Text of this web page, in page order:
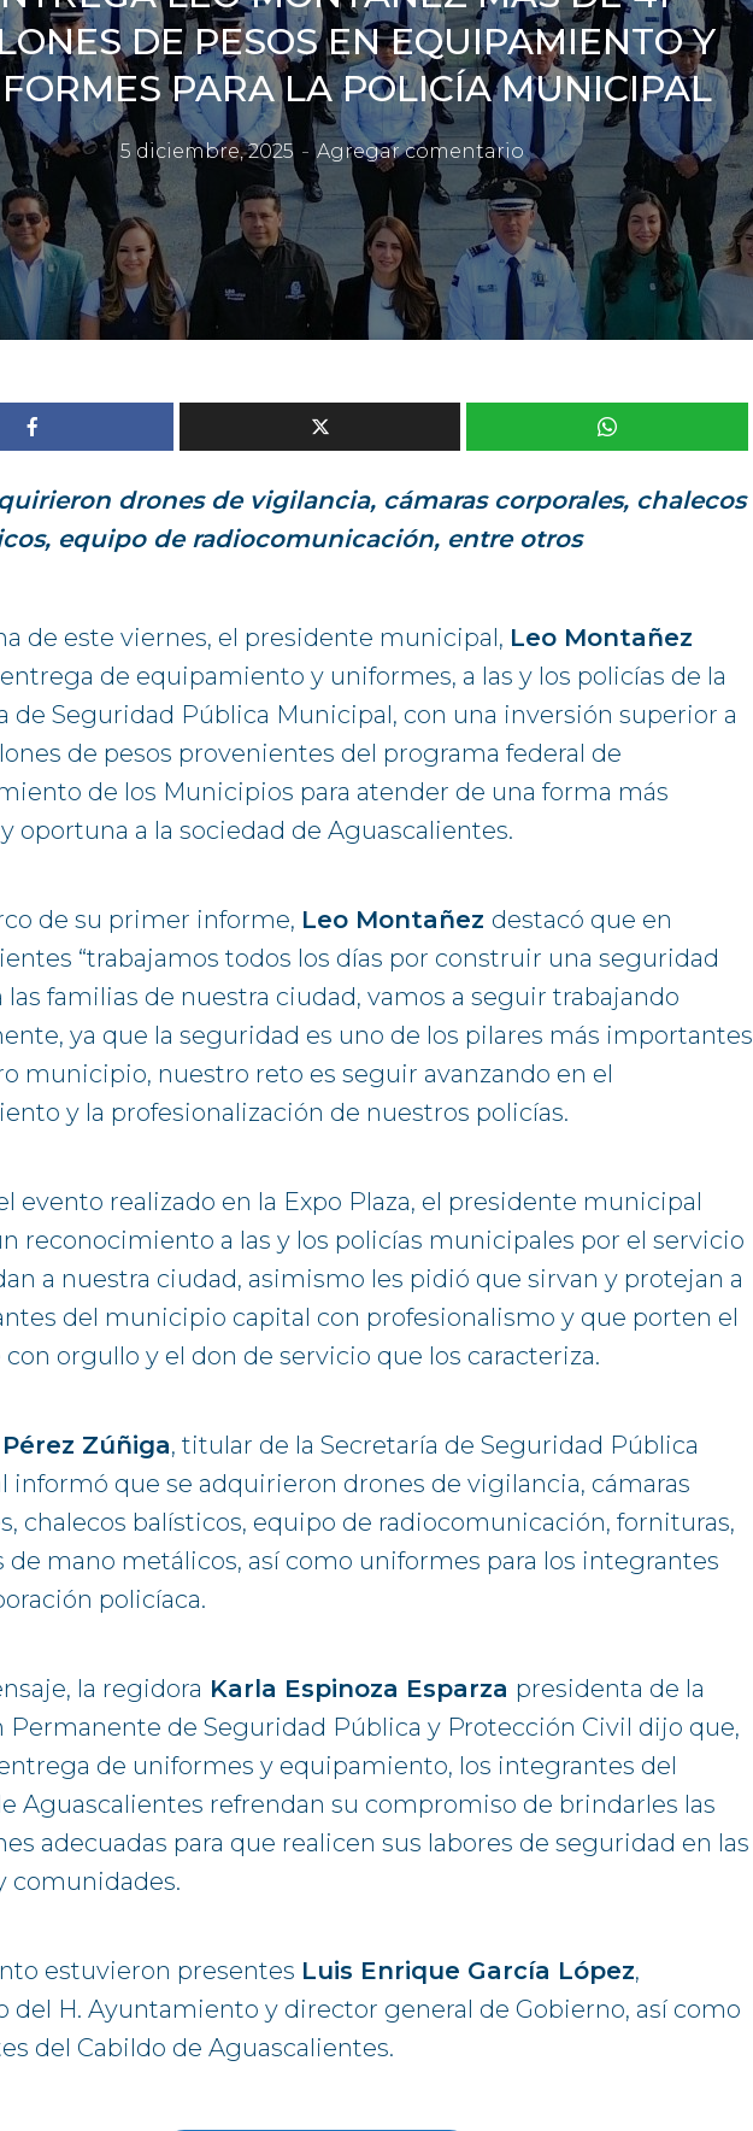
DE PESOS EN EQUIPAMIENTO Y
PARA LA POLICÍA MUNICIPAL
5 diciembre, 2025 Agregar comentario
drones de vigilancia, cámaras corporales, chalecos
equipo de radiocomunicación, entre otros
de este viernes, el presidente municipal, Leo Montañez
de equipamiento y uniformes, a las y los policías de la
de Seguridad Pública Municipal, con una inversión superior a
de pesos provenientes del programa federal de
de los Municipios para atender de una forma más
oportuna a la sociedad de Aguascalientes.
de su primer informe, Leo Montañez destacó que en
“trabajamos todos los días por construir una seguridad
las familias de nuestra ciudad, vamos a seguir trabajando
ya que la seguridad es uno de los pilares más importantes
municipio, nuestro reto es seguir avanzando en el
y la profesionalización de nuestros policías.
evento realizado en la Expo Plaza, el presidente municipal
reconocimiento a las y los policías municipales por el servicio
a nuestra ciudad, asimismo les pidió que sirvan y protejan a
del municipio capital con profesionalismo y que porten el
orgullo y el don de servicio que los caracteriza.
Zúñiga, titular de la Secretaría de Seguridad Pública
informó que se adquirieron drones de vigilancia, cámaras
chalecos balísticos, equipo de radiocomunicación, fornituras,
de mano metálicos, así como uniformes para los integrantes
policíaca.
la regidora Karla Espinoza Esparza presidenta de la
Permanente de Seguridad Pública y Protección Civil dijo que,
de uniformes y equipamiento, los integrantes del
Aguascalientes refrendan su compromiso de brindarles las
adecuadas para que realicen sus labores de seguridad en las
comunidades.
estuvieron presentes Luis Enrique García López,
del H. Ayuntamiento y director general de Gobierno, así como
del Cabildo de Aguascalientes.